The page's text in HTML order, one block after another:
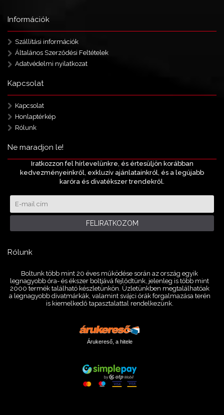
Információk
Szállítási információk
Általános Szerződési Feltételek
Adatvédelmi nyilatkozat
Kapcsolat
Kapcsolat
Honlaptérkép
Rólunk
Ne maradjon le!
Iratkozzon fel hírlevelünkre, és értesüljön korábban
kedvezményeinkről, exkluzív ajánlatainkról, és a legújabb
karóra és divatékszer trendekről.
FELIRATKOZOM
Rólunk
Boltunk több mint 20 éves működése során az ország egyik
legnagyobb óra- és ékszer boltjává fejlődtünk, jelenleg is több mint
2000 termék található készletünkön. Üzletünkben megtalálhatóak
a legnagyobb divatmárkák, valamint svájci órák forgalmazása terén
is kiemelkedő tapasztalattal rendelkezünk.
Árukereső, a hitele